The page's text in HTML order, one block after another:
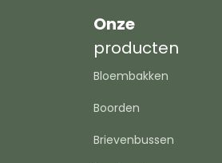
Onze
producten
Bloembakken
Boorden
Brievenbussen